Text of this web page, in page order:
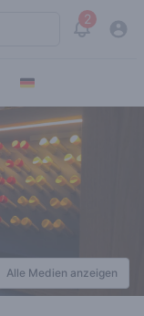
2
View
Alle Medien anzeigen